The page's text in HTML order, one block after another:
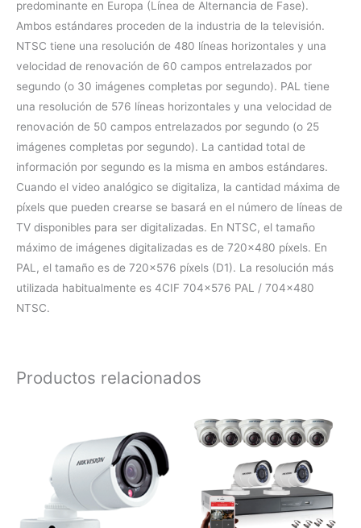
predominante en Europa (Línea de Alternancia de Fase).
Ambos estándares proceden de la industria de la televisión.
NTSC tiene una resolución de 480 líneas horizontales y una
velocidad de renovación de 60 campos entrelazados por
segundo (o 30 imágenes completas por segundo). PAL tiene
una resolución de 576 líneas horizontales y una velocidad de
renovación de 50 campos entrelazados por segundo (o 25
imágenes completas por segundo). La cantidad total de
información por segundo es la misma en ambos estándares.
Cuando el video analógico se digitaliza, la cantidad máxima de
píxels que pueden crearse se basará en el número de líneas de
TV disponibles para ser digitalizadas. En NTSC, el tamaño
máximo de imágenes digitalizadas es de 720×480 píxels. En
PAL, el tamaño es de 720×576 píxels (D1). La resolución más
utilizada habitualmente es 4CIF 704×576 PAL / 704×480
NTSC.
Productos relacionados